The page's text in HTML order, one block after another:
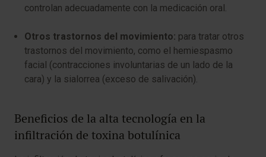
controlan adecuadamente con la medicación oral.
Otros trastornos del movimiento: para tratar otros
trastornos del movimiento, como el hemiespasmo
facial (contracciones involuntarias de un lado de la
cara) y la sialorrea (exceso de salivación).
Beneficios de la alta tecnología en la
infiltración de toxina botulínica